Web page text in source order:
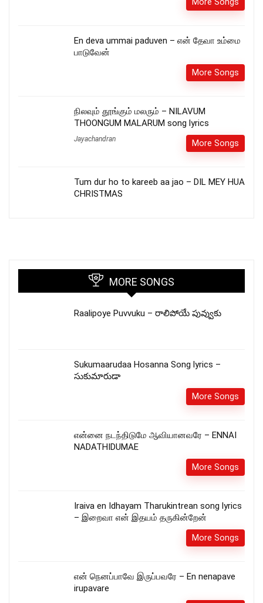
En deva ummai paduven – என் தேவா உம்மை
பாடுவேன்
More Songs
நிலவும் தூங்கும் மலரும் – NILAVUM
THOONGUM MALARUM song lyrics
Jayachandran More Songs
Tum dur ho to kareeb aa jao – DIL MEY HUA
CHRISTMAS
MORE SONGS
Raalipoye Puvvuku – రాలిపోయే పువ్వుకు
Sukumaarudaa Hosanna Song lyrics –
సుకుమారుడా
More Songs
என்னை நடந்திடுமே ஆவியானவரே – ENNAI
NADATHIDUMAE
More Songs
Iraiva en Idhayam Tharukintrean song lyrics
– இறைவா என் இதயம் தருகின்றேன்
More Songs
என் நெனப்பாவே இருப்பவரே – En nenapave
irupavare